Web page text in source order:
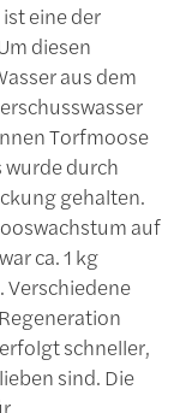
eine der
diesen
aus dem
Torfmoose
durch
gehalten.
auf
ca. 1 kg
Verschiedene
schneller,
sind. Die